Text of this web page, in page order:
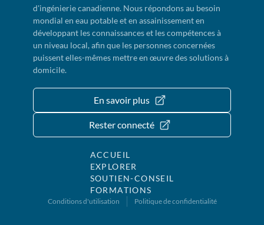
d'ingénierie canadienne. Nous répondons au besoin
mondial en eau potable et en assainissement en
développant les connaissances et les compétences à
un niveau local, afin que les personnes concernées
puissent elles-mêmes mettre en œuvre des solutions à
domicile.
En savoir plus
Rester connecté
ACCUEIL
EXPLORER
SOUTIEN-CONSEIL
FORMATIONS
Conditions d'utilisation Politique de confidentialité